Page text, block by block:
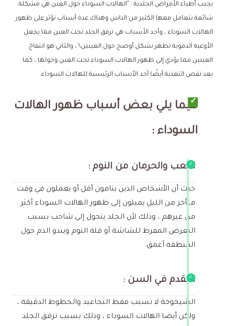
يجيب أطباء الأمراض الجلدية : "الهالات السوداء حول العين هي مشكلة
شائعة يتعامل معها الكثير من الناس وهناك عدة أسباب تؤثر على ظهور
الهالات السوداء ، وأحد الأسباب هي ترقق الجلد تحت العين مما يجعل
الأوعية الدموية تظهر بشكل أوضح حول العينين\ ، والثاني هو انتفاخ
العينين مما يؤدي إلى ظهور الهالات السوداء تحت العين وحولها ، كما
يعد نقص التغذية أيضًا أحد الأسباب الرئيسية للهالات السوداء.
فيما يلي بعض أسباب ظهور الهالات
السوداء :
التعب والحرمان من النوم :
حيث أن الأشخاص الذين ينامون أقل أو يعملون في وقت
متأخر من الليل يميلون إلى ظهور الهالات السوداء أكثر
من غيرهم ، وذلك لأن الجلد يتحول إلى شاحب بسبب
التعرض المفرط للشاشة أو قلة النوم ويبدو الدم حول
المنطقة أغمق.
التقدم في السن :
الشيخوخة لا تسبب فقط التجاعيد والخطوط الدقيقة ،
ولكن أيضا الهالات السوداء ، وذلك بسبب ترقق الجلد